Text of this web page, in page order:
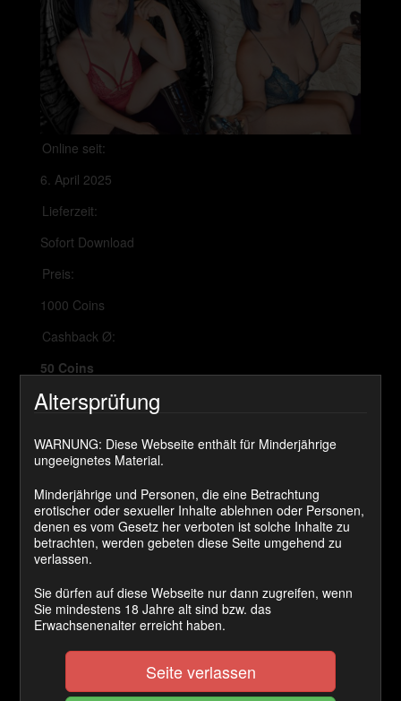
Online seit:
6. April 2025
Lieferzeit:
Sofort Download
Preis:
1000 Coins
Cashback Ø:
50 Coins
NICE OR NASTY – Take
your Chance
Vielleicht kennst du schon meine Spielreihe Himmel
aber wesentlich aufwendiger gestaltet.
Mit jeder Chance bekommst du nicht nur ein Video
Man findet hier die unterschiedlichsten Aufgaben
Altersprüfung
WARNUNG: Diese Webseite enthält für Minderjährige
ungeeignetes Material.
Minderjährige und Personen, die eine Betrachtung
erotischer oder sexueller Inhalte ablehnen oder Personen,
denen es vom Gesetz her verboten ist solche Inhalte zu
betrachten, werden gebeten diese Seite umgehend zu
verlassen.
Sie dürfen auf diese Webseite nur dann zugreifen, wenn
Sie mindestens 18 Jahre alt sind bzw. das
Erwachsenenalter erreicht haben.
Seite verlassen